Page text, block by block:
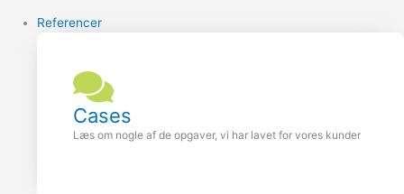
Referencer
Cases
Læs om nogle af de opgaver, vi har lavet for vores kunder